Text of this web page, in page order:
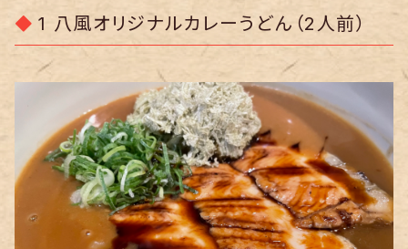
1 八風オリジナルカレーうどん（2人前）